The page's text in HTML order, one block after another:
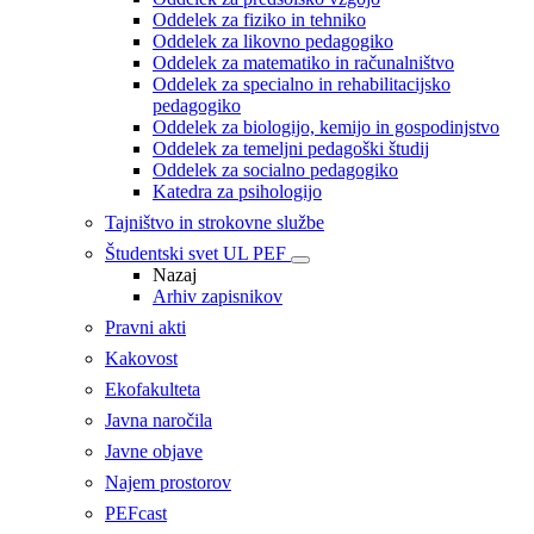
Oddelek za fiziko in tehniko
Oddelek za likovno pedagogiko
Oddelek za matematiko in računalništvo
Oddelek za specialno in rehabilitacijsko
pedagogiko
Oddelek za biologijo, kemijo in gospodinjstvo
Oddelek za temeljni pedagoški študij
Oddelek za socialno pedagogiko
Katedra za psihologijo
Tajništvo in strokovne službe
Študentski svet UL PEF
Nazaj
Arhiv zapisnikov
Pravni akti
Kakovost
Ekofakulteta
Javna naročila
Javne objave
Najem prostorov
PEFcast